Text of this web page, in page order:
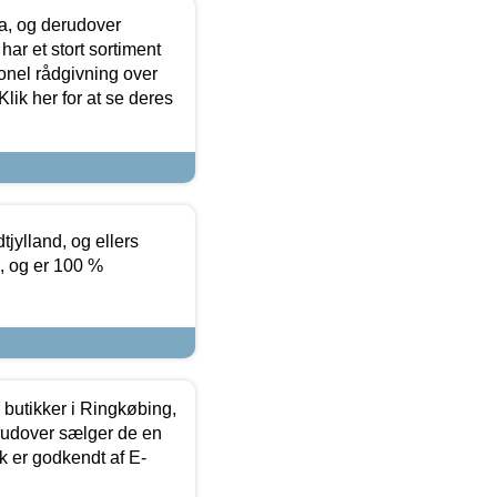
og derudover
et stort sortiment
rådgivning over
her for at se deres
og ellers
og er 100 %
i Ringkøbing,
sælger de en
er godkendt af E-